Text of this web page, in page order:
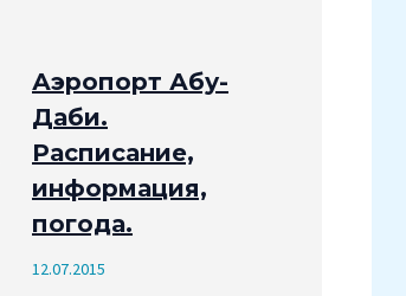
Аэропорт Абу-
Даби.
Расписание,
информация,
погода.
12.07.2015